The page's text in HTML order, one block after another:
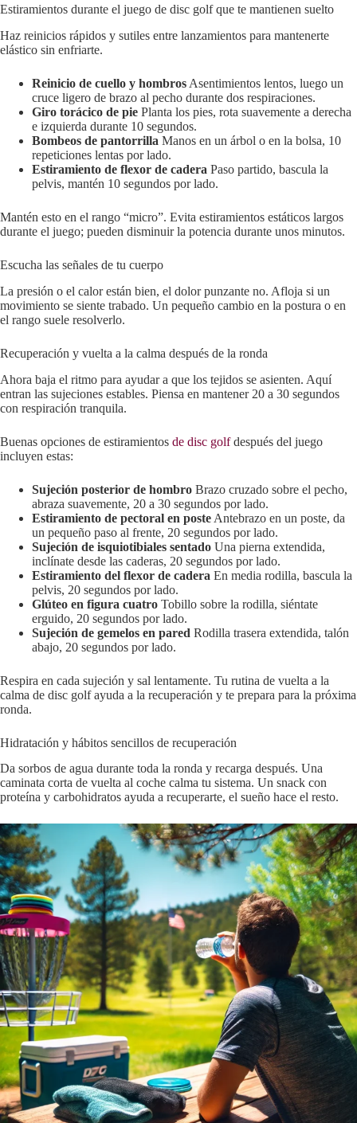
Estiramientos durante el juego de disc golf que te mantienen suelto
Haz reinicios rápidos y sutiles entre lanzamientos para mantenerte
elástico sin enfriarte.
Reinicio de cuello y hombros Asentimientos lentos, luego un
cruce ligero de brazo al pecho durante dos respiraciones.
Giro torácico de pie Planta los pies, rota suavemente a derecha
e izquierda durante 10 segundos.
Bombeos de pantorrilla Manos en un árbol o en la bolsa, 10
repeticiones lentas por lado.
Estiramiento de flexor de cadera Paso partido, bascula la
pelvis, mantén 10 segundos por lado.
Mantén esto en el rango “micro”. Evita estiramientos estáticos largos
durante el juego; pueden disminuir la potencia durante unos minutos.
Escucha las señales de tu cuerpo
La presión o el calor están bien, el dolor punzante no. Afloja si un
movimiento se siente trabado. Un pequeño cambio en la postura o en
el rango suele resolverlo.
Recuperación y vuelta a la calma después de la ronda
Ahora baja el ritmo para ayudar a que los tejidos se asienten. Aquí
entran las sujeciones estables. Piensa en mantener 20 a 30 segundos
con respiración tranquila.
Buenas opciones de estiramientos de disc golfdespués del juego
incluyen estas:
Sujeción posterior de hombro Brazo cruzado sobre el pecho,
abraza suavemente, 20 a 30 segundos por lado.
Estiramiento de pectoral en poste Antebrazo en un poste, da
un pequeño paso al frente, 20 segundos por lado.
Sujeción de isquiotibiales sentado Una pierna extendida,
inclínate desde las caderas, 20 segundos por lado.
Estiramiento del flexor de cadera En media rodilla, bascula la
pelvis, 20 segundos por lado.
Glúteo en figura cuatro Tobillo sobre la rodilla, siéntate
erguido, 20 segundos por lado.
Sujeción de gemelos en pared Rodilla trasera extendida, talón
abajo, 20 segundos por lado.
Respira en cada sujeción y sal lentamente. Tu rutina de vuelta a la
calma de disc golf ayuda a la recuperación y te prepara para la próxima
ronda.
Hidratación y hábitos sencillos de recuperación
Da sorbos de agua durante toda la ronda y recarga después. Una
caminata corta de vuelta al coche calma tu sistema. Un snack con
proteína y carbohidratos ayuda a recuperarte, el sueño hace el resto.